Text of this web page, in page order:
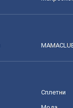
Сплетни